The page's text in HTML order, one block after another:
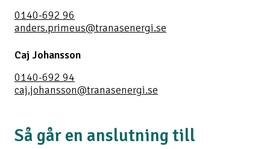
0140-692 96
anders.primeus@tranasenergi.se
Caj Johansson
0140-692 94
caj.johansson@tranasenergi.se
Så går en anslutning till